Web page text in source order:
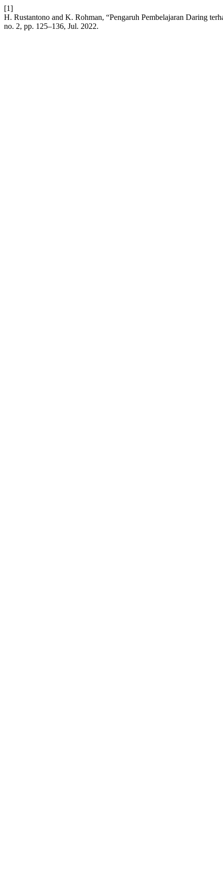
[1]
H. Rustantono and K. Rohman, “Pengaruh Pembelajaran Daring
no. 2, pp. 125–136, Jul. 2022.